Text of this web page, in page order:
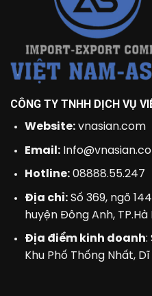
CÔNG TY TNHH DỊCH VỤ
Website:vnasian.com
Email:
Hotline:08888.55.247
Địa chỉ:Số 369, ngõ
huyện Đông Anh, TP.Hà
Địa điểm kinh doanh:
Khu Phố Thống Nhất,